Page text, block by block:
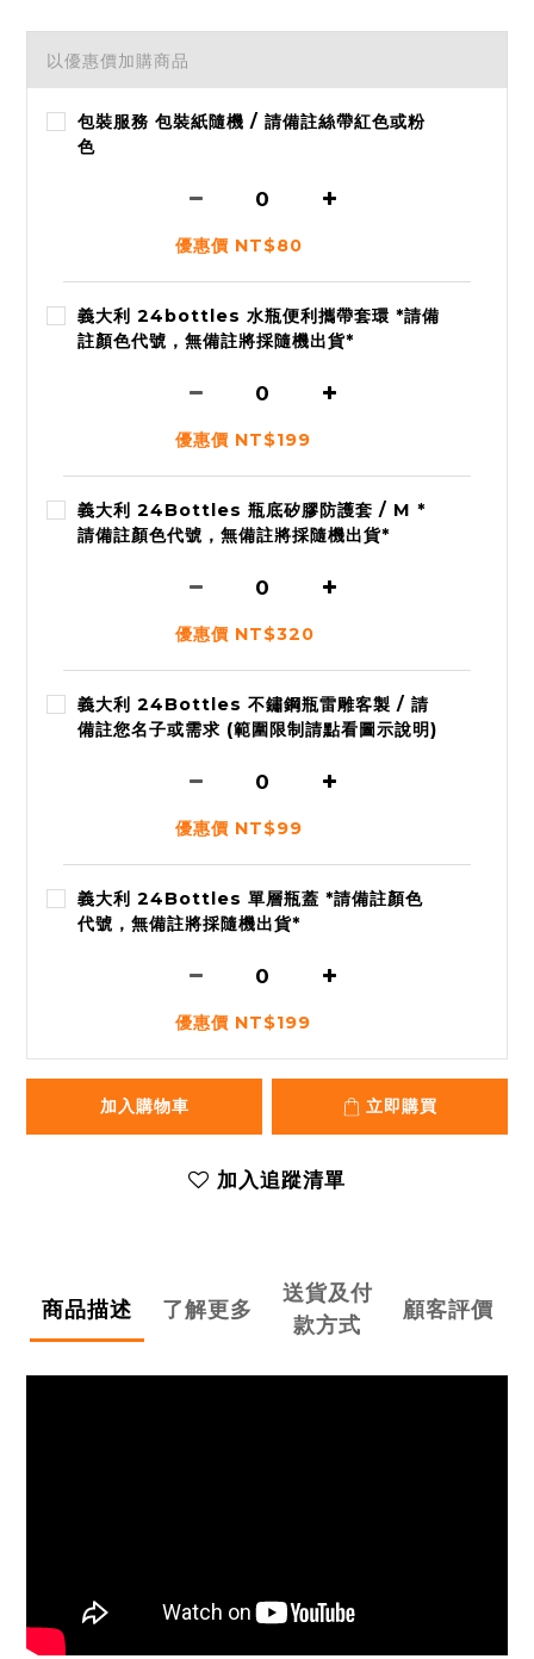
以優惠價加購商品
包裝服務 包裝紙隨機 / 請備註絲帶紅色或粉
色
優惠價 NT$80
義大利 24bottles 水瓶便利攜帶套環 *請備
註顏色代號，無備註將採隨機出貨*
優惠價 NT$199
義大利 24Bottles 瓶底矽膠防護套 / M *
請備註顏色代號，無備註將採隨機出貨*
優惠價 NT$320
義大利 24Bottles 不鏽鋼瓶雷雕客製 / 請
備註您名子或需求 (範圍限制請點看圖示說明)
優惠價 NT$99
義大利 24Bottles 單層瓶蓋 *請備註顏色
代號，無備註將採隨機出貨*
優惠價 NT$199
加入購物車 立即購買
加入追蹤清單
商品描述 了解更多
送貨及付
款方式
顧客評價